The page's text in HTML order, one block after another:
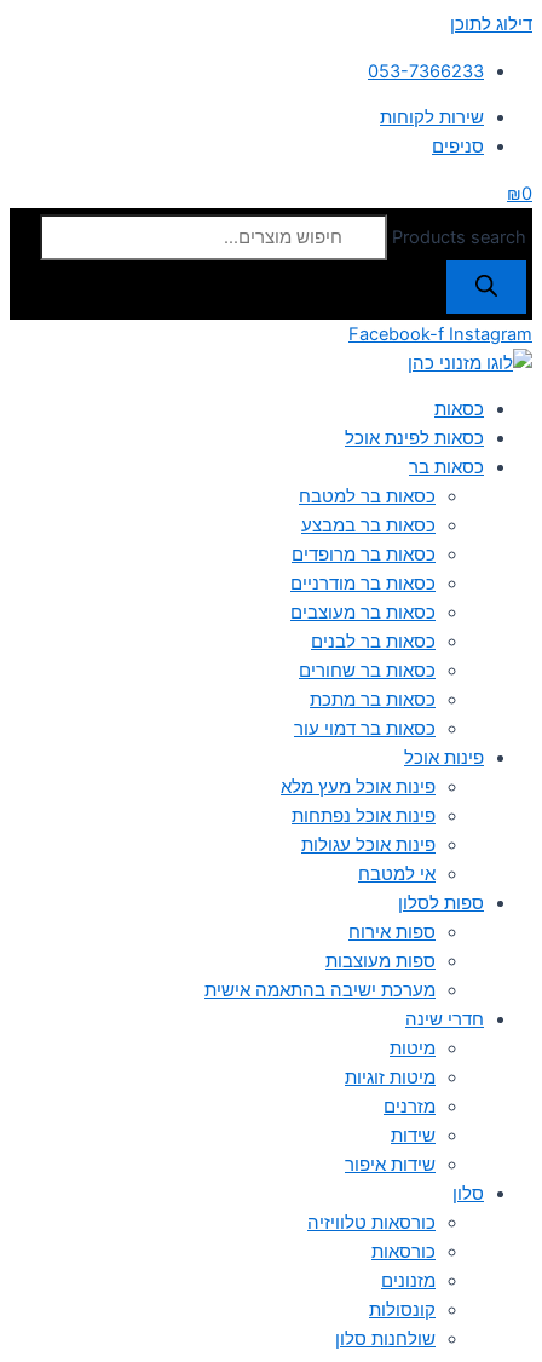
דילוג לתוכן
053-7366233
שירות לקוחות
סניפים
₪0
Products search
Facebook-f Instagram
כסאות
כסאות לפינת אוכל
כסאות בר
כסאות בר למטבח
כסאות בר במבצע
כסאות בר מרופדים
כסאות בר מודרניים
כסאות בר מעוצבים
כסאות בר לבנים
כסאות בר שחורים
כסאות בר מתכת
כסאות בר דמוי עור
פינות אוכל
פינות אוכל מעץ מלא
פינות אוכל נפתחות
פינות אוכל עגולות
אי למטבח
ספות לסלון
ספות אירוח
ספות מעוצבות
מערכת ישיבה בהתאמה אישית
חדרי שינה
מיטות
מיטות זוגיות
מזרנים
שידות
שידות איפור
סלון
כורסאות טלוויזיה
כורסאות
מזנונים
קונסולות
שולחנות סלון